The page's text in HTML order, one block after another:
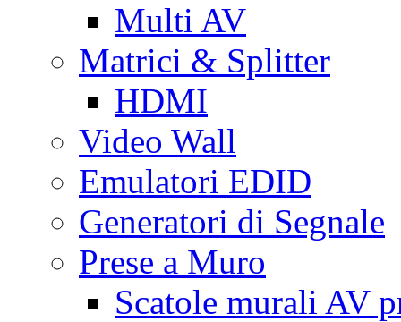
Multi AV
Matrici & Splitter
HDMI
Video Wall
Emulatori EDID
Generatori di Segnale
Prese a Muro
Scatole murali AV